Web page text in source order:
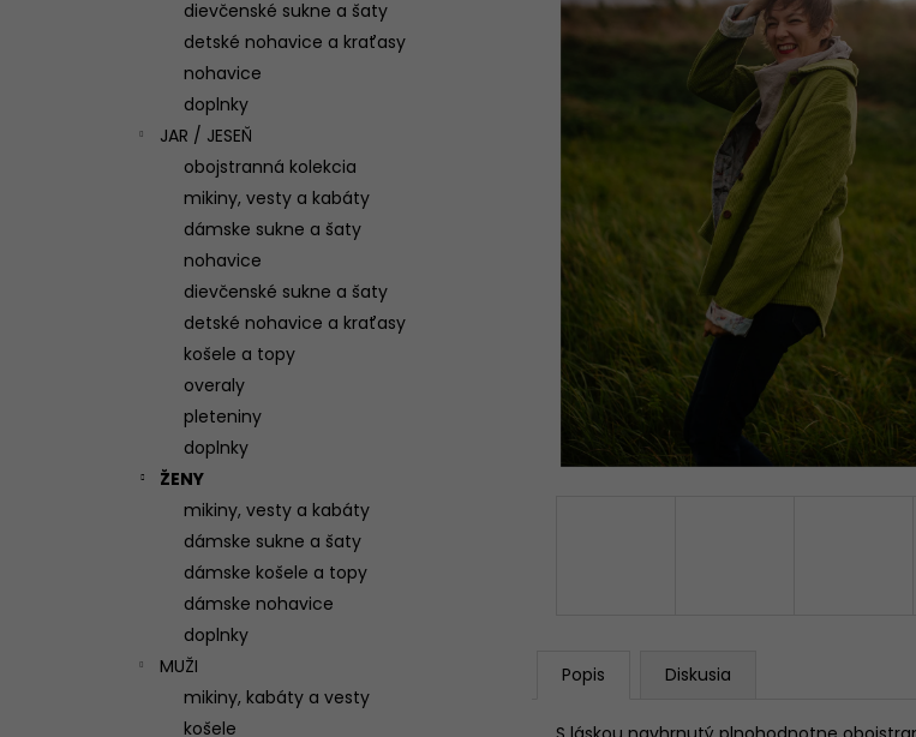
dievčenské sukne a šaty
detské nohavice a kraťasy
nohavice
doplnky
JAR / JESEŇ
obojstranná kolekcia
mikiny, vesty a kabáty
dámske sukne a šaty
nohavice
dievčenské sukne a šaty
detské nohavice a kraťasy
košele a topy
overaly
pleteniny
doplnky
ŽENY
mikiny, vesty a kabáty
dámske sukne a šaty
dámske košele a topy
dámske nohavice
doplnky
MUŽI
mikiny, kabáty a vesty
košele
Popis Diskusia
DÁMSKA ĽANOVÁ ZÁSTERA NA VAJÍČKA
(VIAC FARIEB)
Pôvodne: